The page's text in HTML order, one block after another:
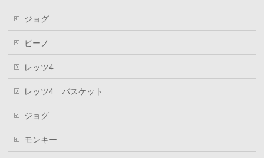
ジョグ
ビーノ
レッツ4
レッツ4 バスケット
ジョグ
モンキー